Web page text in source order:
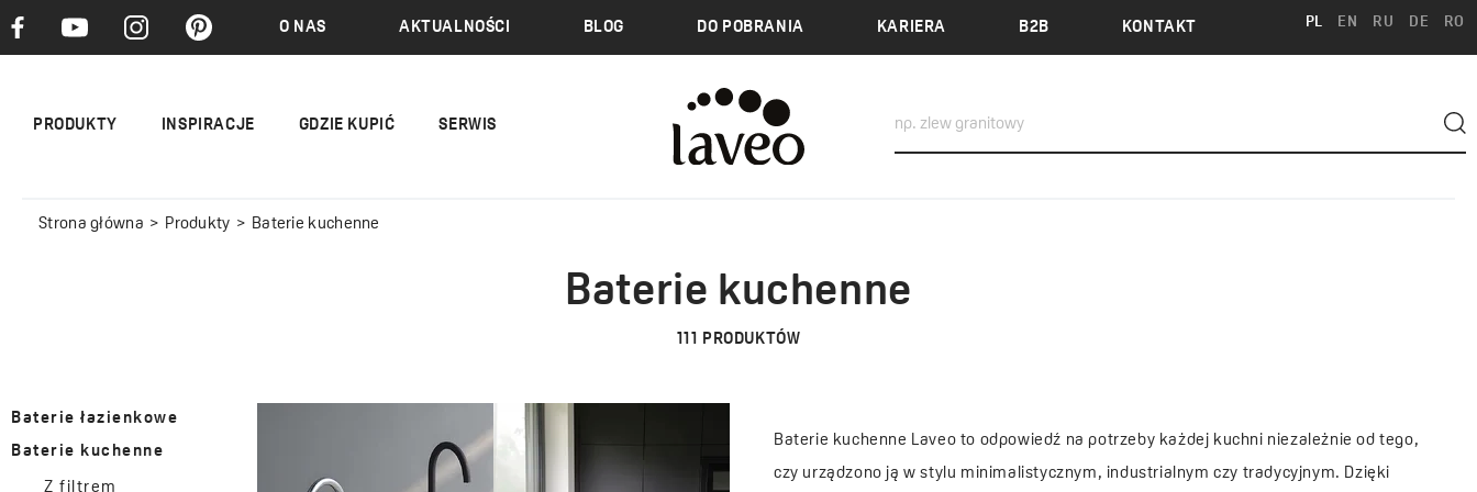
O NAS AKTUALNOŚCI BLOG DO POBRANIA KARIERA B2B KONTAKT PL EN RU DE RO
PRODUKTY INSPIRACJE GDZIE KUPIĆ SERWIS
Strona główna Produkty Baterie kuchenne
Baterie kuchenne
111 PRODUKTÓW
Baterie łazienkowe
Baterie kuchenne
Z filtrem
Baterie kuchenne Laveo to odpowiedź na potrzeby każdej kuchni niezależnie od tego,
czy urządzono ją w stylu minimalistycznym, industrialnym czy tradycyjnym. Dzięki